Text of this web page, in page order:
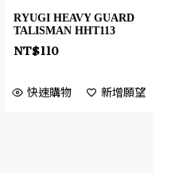
RYUGI HEAVY GUARD
TALISMAN HHT113
NT$110
快速購物 新增願望